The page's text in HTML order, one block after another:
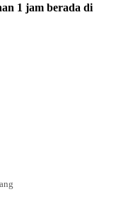
1 jam berada di